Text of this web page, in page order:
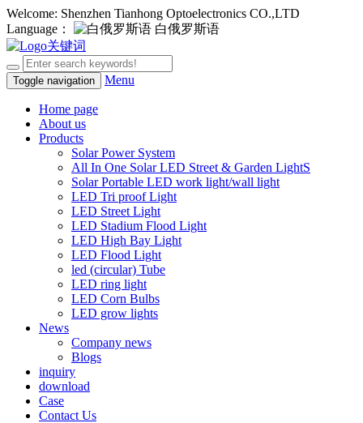
Welcome: Shenzhen Tianhong Optoelectronics CO.,LTD
Language：
白俄罗斯语
Toggle navigation Menu
Home page
About us
Products
Solar Power System
All In One Solar LED Street & Garden LightS
Solar Portable LED work light/wall light
LED Tri proof Light
LED Street Light
LED Stadium Flood Light
LED High Bay Light
LED Flood Light
led (circular) Tube
LED ring light
LED Corn Bulbs
LED grow lights
News
Company news
Blogs
inquiry
download
Case
Contact Us